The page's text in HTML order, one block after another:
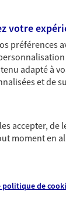
ce
conseils
(Plan
pour
maladie
votre
préférences
adapté à
et de
accepter, de
moment en
politique de